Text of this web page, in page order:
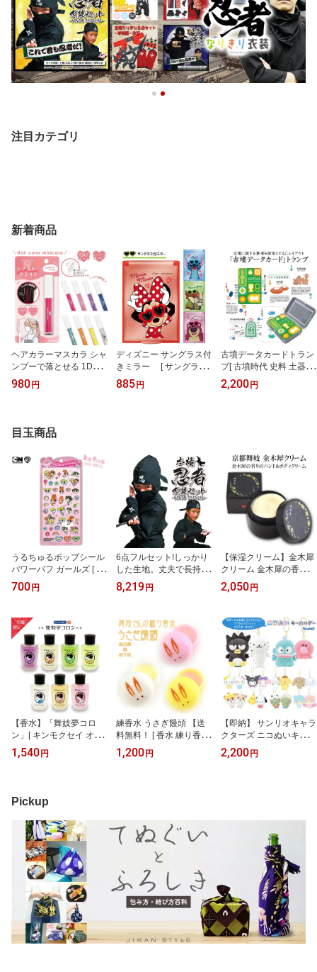
注目カテゴリ
新着商品
ヘアカラーマスカラ シャ
ンプーで落とせる 1DAY
カラーチェンジ [ ワンデ
イ 1日だけ 髪色チェンジ
イベント 文化祭 学園祭
コスプレ ライブ 推しカ
小学生 中学生 高校生 子
供 キッズ ] sps
980 円
ディズニー サングラス付
きミラー [ サングラス
パーツ付き 手鏡 コンパ
クトミラー 携帯 かがみ
885 円
古墳データカードトラン
プ[ 古墳時代 史料 土器 埴
輪 石室 解説 知識 知育 日
本史 歴史 マニア トラン
2,200 円
目玉商品
うるちゅるポップシール
パワーパフ ガールズ [ ぷ
っくり立体シール ホログ
ラム キラツヤ キラキラ
カー コレクション デコ
かわいい ポップ 平成レ
トロ ファンシー パワパ
フ PPG クラックス crux ]
700 円
6点フルセット!しっかり
した生地。丈夫で長持
ち。 ちびっ子忍者に大変
身！ 本格子供用忍者スー
コスチューム コスプレ
キッズ 衣装 忍者衣装 仮
装 クリスマス プレゼン
ト なりきり 装束 イベン
ト グッズ ] sps
8,219 円
【保湿クリーム】金木犀
クリーム 金木犀の香りの
ハンド＆ボディクリーム
[ レディース キンモクセ
クリーム 全身ボディケア
シアバター スクワラン
乾燥肌 しっとり 京都 コ
スメ ホワイトデー お返
し ギフト ] sps
2,050 円
【香水】「舞妓夢コロ
ン」[ キンモクセイ オス
マンサス オーデコロン
フレグランス fragrance
グリーンティ白檀 プレゼ
ント ギフト 京都限定 ] qk
1,540 円
練香水 うさぎ饅頭 【送
料無料！ [ 香水 練り香水
ソリッドパフューム フレ
グランス 金木犀 キンモ
1,200 円
【即納】 サンリオキャラ
クターズ ニコぬいキーホ
ルダー [ おそろい ぬいぐ
るみ くっつく マスコッ
ハンギョドン バッドばつ
丸 ケロケロけろっぴ 友
達 かわいい 2体セット ]
2,200 円
Pickup